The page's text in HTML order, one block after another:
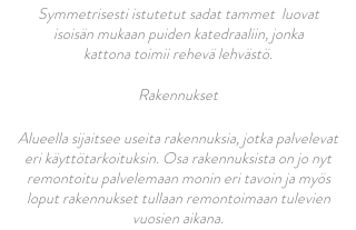
Symmetrisesti istutetut sadat tammet luovat
isoisän mukaan puiden katedraaliin, jonka
kattona toimii rehevä lehvästö.
Rakennukset
Alueella sijaitsee useita rakennuksia, jotka palvelevat
eri käyttötarkoituksin. Osa rakennuksista on jo nyt
remontoitu palvelemaan monin eri tavoin ja myös
loput rakennukset tullaan remontoimaan tulevien
vuosien aikana.